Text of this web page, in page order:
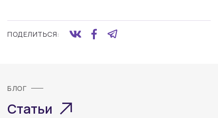
ПОДЕЛИТЬСЯ:
БЛОГ
Статьи